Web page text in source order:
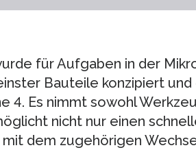
für Aufgaben in der
Bauteile konzipiert
4. Es nimmt sowohl
nicht nur einen
dem zugehörigen